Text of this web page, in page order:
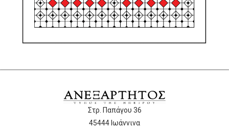
Στρ. Παπάγου 36
45444 Ιωάννινα